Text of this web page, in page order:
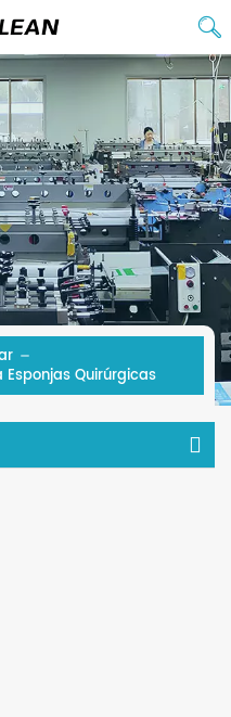
Esponjas Quirúrgicas